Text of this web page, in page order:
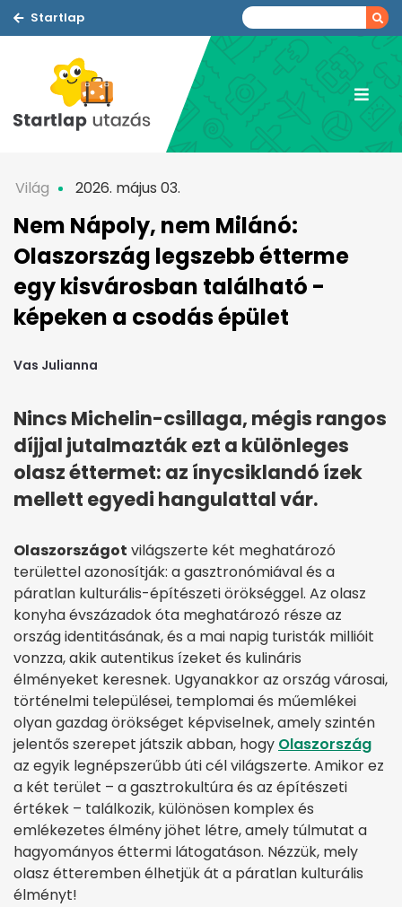
Startlap
Világ 2026. május 03.
Nem Nápoly, nem Milánó:
Olaszország legszebb étterme
egy kisvárosban található -
képeken a csodás épület
Vas Julianna
Nincs Michelin-csillaga, mégis rangos
díjjal jutalmazták ezt a különleges
olasz éttermet: az ínycsiklandó ízek
mellett egyedi hangulattal vár.
Olaszországot világszerte két meghatározó
területtel azonosítják: a gasztronómiával és a
páratlan kulturális-építészeti örökséggel. Az olasz
konyha évszázadok óta meghatározó része az
ország identitásának, és a mai napig turisták millióit
vonzza, akik autentikus ízeket és kulináris
élményeket keresnek. Ugyanakkor az ország városai,
történelmi települései, templomai és műemlékei
olyan gazdag örökséget képviselnek, amely szintén
jelentős szerepet játszik abban, hogy Olaszország
az egyik legnépszerűbb úti cél világszerte. Amikor ez
a két terület – a gasztrokultúra és az építészeti
értékek – találkozik, különösen komplex és
emlékezetes élmény jöhet létre, amely túlmutat a
hagyományos éttermi látogatáson. Nézzük, mely
olasz étteremben élhetjük át a páratlan kulturális
élményt!